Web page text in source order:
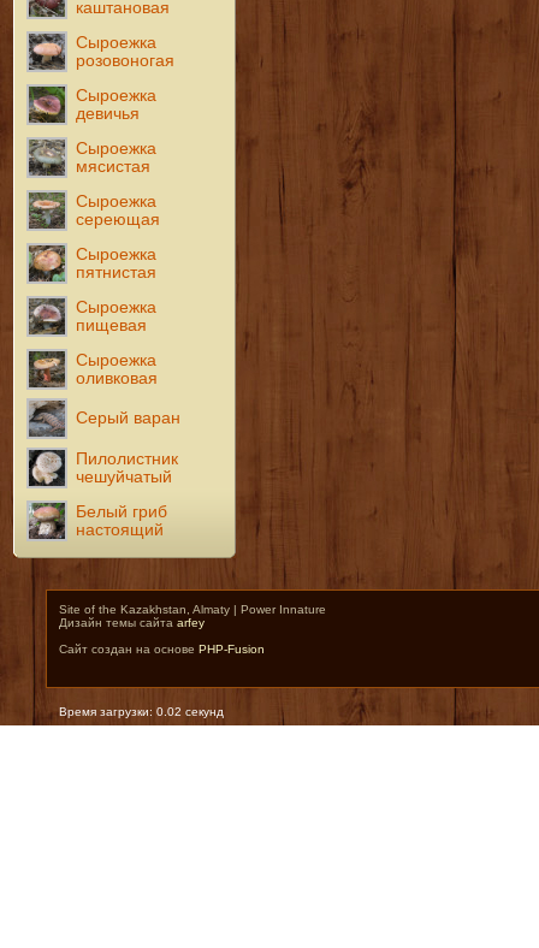
каштановая
Сыроежка
розовоногая
Сыроежка
девичья
Сыроежка
мясистая
Сыроежка
сереющая
Сыроежка
пятнистая
Сыроежка
пищевая
Сыроежка
оливковая
Серый варан
Пилолистник
чешуйчатый
Белый гриб
настоящий
Site of the Kazakhstan, Almaty | Power Innature
Дизайн темы сайта arfey
Сайт создан на основе PHP-Fusion
Время загрузки: 0.02 секунд